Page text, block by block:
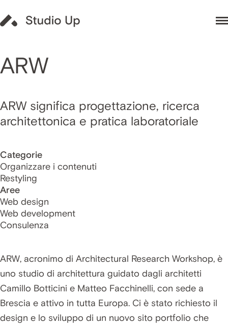
ARW
ARW significa progettazione, ricerca
architettonica e pratica laboratoriale
Categorie
Organizzare i contenuti
Restyling
Aree
Web design
Web development
Consulenza
ARW, acronimo di Architectural Research Workshop, è
uno studio di architettura guidato dagli architetti
Camillo Botticini e Matteo Facchinelli, con sede a
Brescia e attivo in tutta Europa. Ci è stato richiesto il
design e lo sviluppo di un nuovo sito portfolio che